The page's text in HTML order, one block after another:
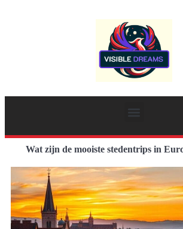
Wat zijn de mooiste stedentrips in